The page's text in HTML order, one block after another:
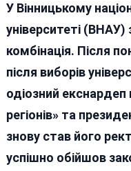
У Вінницькому
університеті
комбінація. Після
після виборів
одіозний екснардеп
регіонів» та
знову став його
успішно обійшов